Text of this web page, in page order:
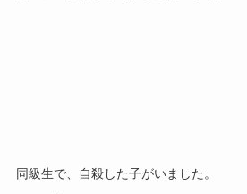
同級生で、自殺した子がいました。